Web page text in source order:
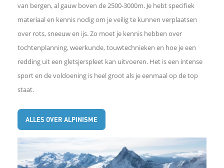
k
e
n
W
h
van bergen, al gauw boven de 2500-3000m. Je hebt specifiek
materiaal en kennis nodig om je veilig te kunnen verplaatsen
over rots, sneeuw en ijs. Zo moet je kennis hebben over
tochtenplanning, weerkunde, touwtechnieken en hoe je een
redding uit een gletsjerspleet kan uitvoeren. Het is een intense
sport en de voldoening is heel groot als je eenmaal op de top
staat.
ALLES OVER ALPINISME